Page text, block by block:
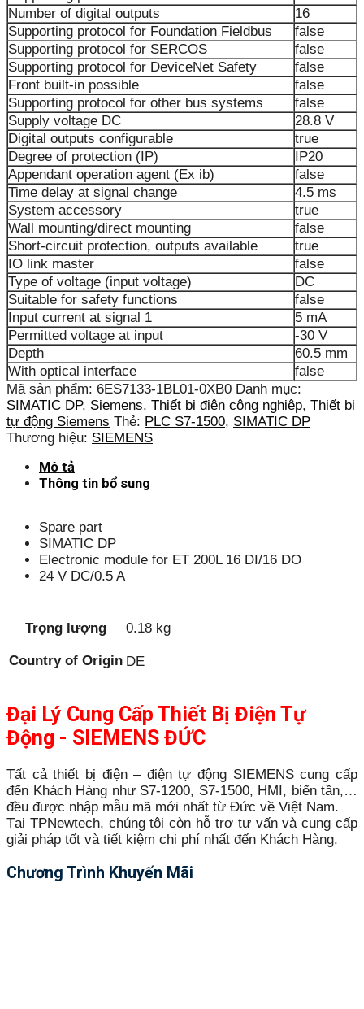
Number of digital outputs
16
Supporting protocol for Foundation Fieldbus
false
Supporting protocol for SERCOS
false
Supporting protocol for DeviceNet Safety
false
Front built-in possible
false
Supporting protocol for other bus systems
false
Supply voltage DC
28.8 V
Digital outputs configurable
true
Degree of protection (IP)
IP20
Appendant operation agent (Ex ib)
false
Time delay at signal change
4.5 ms
System accessory
true
Wall mounting/direct mounting
false
Short-circuit protection, outputs available
true
IO link master
false
Type of voltage (input voltage)
DC
Suitable for safety functions
false
Input current at signal 1
5 mA
Permitted voltage at input
-30 V
Depth
60.5 mm
With optical interface
false
Mã sản phẩm: 6ES7133-1BL01-0XB0 Danh mục:
SIMATIC DP, Siemens, Thiết bị điện công nghiệp, Thiết bị
tự động Siemens Thẻ: PLC S7-1500, SIMATIC DP
Thương hiệu: SIEMENS
Mô tả
Thông tin bổ sung
Spare part
SIMATIC DP
Electronic module for ET 200L 16 DI/16 DO
24 V DC/0.5 A
Trọng lượng 0.18 kg
Country of Origin DE
Đại Lý Cung Cấp Thiết Bị Điện Tự
Động - SIEMENS ĐỨC
Tất cả thiết bị điện – điện tự động SIEMENS cung cấp
đến Khách Hàng như S7-1200, S7-1500, HMI, biến tần,…
đều được nhập mẫu mã mới nhất từ Đức về Việt Nam.
Tại TPNewtech, chúng tôi còn hỗ trợ tư vấn và cung cấp
giải pháp tốt và tiết kiệm chi phí nhất đến Khách Hàng.
Chương Trình Khuyến Mãi